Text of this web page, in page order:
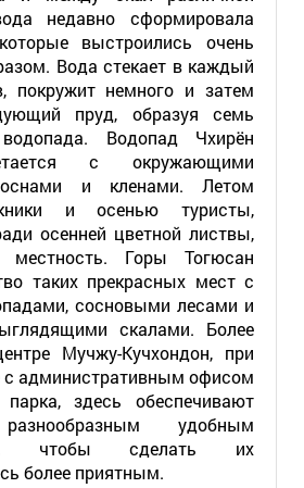
недавно сформировала
выстроились очень
Вода стекает в каждый
покружит немного и затем
пруд, образуя семь
Водопад Чхирён
с окружающими
и кленами. Летом
и осенью туристы,
осенней цветной листвы,
Горы Тогюсан
таких прекрасных мест с
сосновыми лесами и
скалами. Более
Мучжу-Кучхондон, при
с административным офисом
парка, здесь обеспечивают
удобным
чтобы сделать их
более приятным.